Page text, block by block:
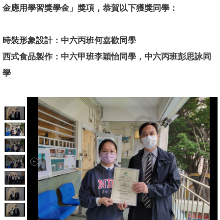
金應用學習獎學金」獎項，恭賀以下獲獎同學：
時裝形象設計：中六丙班何嘉歡同學
西式食品製作：中六甲班李穎怡同學，中六丙班彭思詠同
學